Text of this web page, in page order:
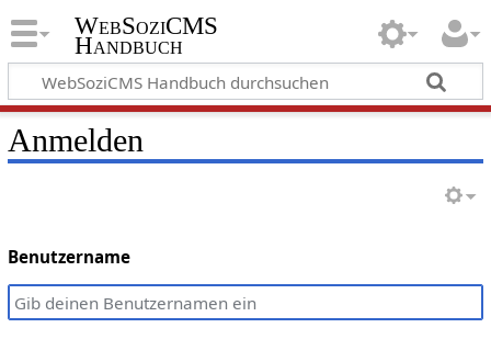
WebSoziCMS
Handbuch
Anmelden
Benutzername